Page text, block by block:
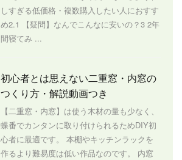
しすぎる低価格・複数購入したい人におすす
め2.1 【疑問】なんでこんなに安いの？3 2年
間寝てみ ...
初心者とは思えない二重窓・内窓の
つくり方・解説動画つき
【二重窓・内窓】は使う木材の量も少なく、
蝶番でカンタンに取り付けられるためDIY初
心者に最適です。 本棚やキッチンラックを
作るより難易度は低い作品なのです。 内窓